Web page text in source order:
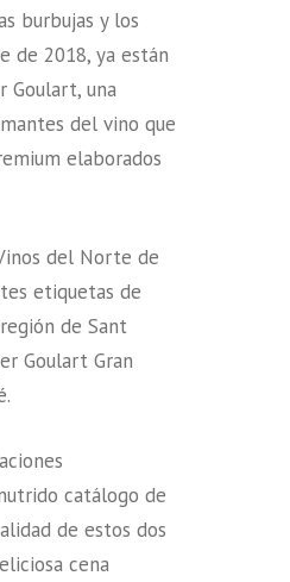
burbujas y los
de 2018, ya están
Goulart, una
del vino que
elaborados
del Norte de
etiquetas de
de Sant
Goulart Gran
catálogo de
de estos dos
cena